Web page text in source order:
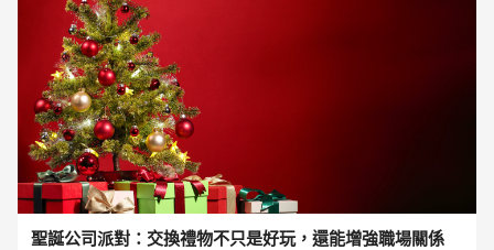
聖誕公司派對：交換禮物不只是好玩，還能增強職場關係